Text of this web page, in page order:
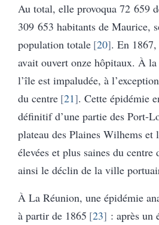
Au total, elle provoqua 72 659
309 653 habitants de Maurice,
population totale 20 . En
avait ouvert onze hôpitaux. À
l’île est impaludée, à
du centre 21 . Cette épidémie
définitif d’une partie des Port-
plateau des Plaines Wilhems et
élevées et plus saines du centre
ainsi le déclin de la ville
À La Réunion, une épidémie
à partir de 1865 23 : après un